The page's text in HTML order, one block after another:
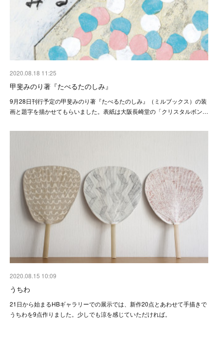
2020.08.18 11:25
甲斐みのり著『たべるたのしみ』
9月28日刊行予定の甲斐みのり著『たべるたのしみ』（ミルブックス）の装
画と題字を描かせてもらいました。表紙は大阪長崎堂の「クリスタルボン…
2020.08.15 10:09
うちわ
21日から始まるHBギャラリーでの展示では、新作20点とあわせて手描きで
うちわを9点作りました。少しでも涼を感じていただければ。